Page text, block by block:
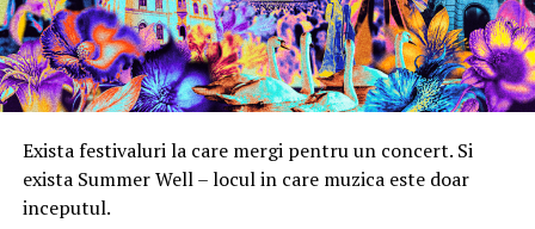
comercializează separat.
ARTICOLE PE ACEIASI TEMA:
ELKO prezintă soluția integrată de la Axis: Interfoane,
difuzoare și puncte de acces sub aceeași umbrelă
NU RATATI
exclusiv de catre detinatorii de abonamente sau invitatii
de tip full pass.
Accesul in festival
Intrarea in festival se face, ca in fiecare an, din strada
Oltului.
Exista festivaluri la care mergi pentru un concert. Si
exista Summer Well – locul in care muzica este doar
inceputul.